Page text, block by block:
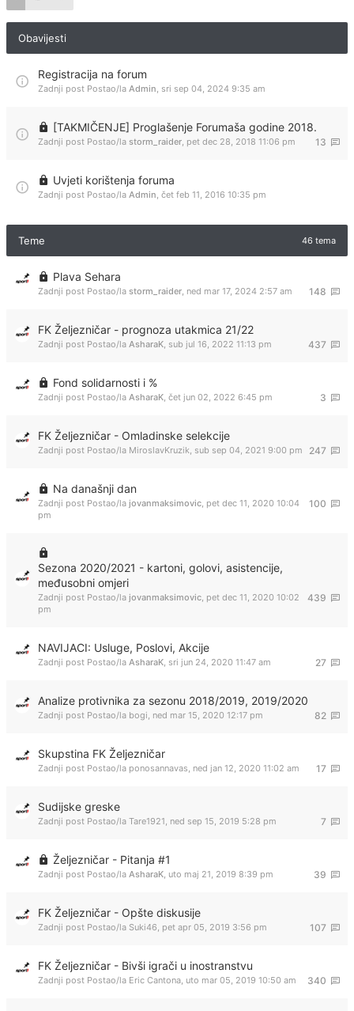
Obavijesti
Registracija na forum
Zadnji post Postao/la Admin, sri sep 04, 2024 9:35 am
[TAKMIČENJE] Proglašenje Forumaša godine 2018.
13
Zadnji post Postao/la storm_raider, pet dec 28, 2018 11:06 pm
Uvjeti korištenja foruma
Zadnji post Postao/la Admin, čet feb 11, 2016 10:35 pm
Teme 46 tema
Plava Sehara
148
Zadnji post Postao/la storm_raider, ned mar 17, 2024 2:57 am
FK Željezničar - prognoza utakmica 21/22
437
Zadnji post Postao/la AsharaK, sub jul 16, 2022 11:13 pm
Fond solidarnosti i %
3
Zadnji post Postao/la AsharaK, čet jun 02, 2022 6:45 pm
FK Željezničar - Omladinske selekcije
247
Zadnji post Postao/la MiroslavKruzik, sub sep 04, 2021 9:00 pm
Na današnji dan
100
Zadnji post Postao/la jovanmaksimovic, pet dec 11, 2020 10:04
pm
Sezona 2020/2021 - kartoni, golovi, asistencije,
međusobni omjeri
439
Zadnji post Postao/la jovanmaksimovic, pet dec 11, 2020 10:02
pm
NAVIJACI: Usluge, Poslovi, Akcije
27
Zadnji post Postao/la AsharaK, sri jun 24, 2020 11:47 am
Analize protivnika za sezonu 2018/2019, 2019/2020
82
Zadnji post Postao/la bogi, ned mar 15, 2020 12:17 pm
Skupstina FK Željezničar
17
Zadnji post Postao/la ponosannavas, ned jan 12, 2020 11:02 am
Sudijske greske
7
Zadnji post Postao/la Tare1921, ned sep 15, 2019 5:28 pm
Željezničar - Pitanja #1
39
Zadnji post Postao/la AsharaK, uto maj 21, 2019 8:39 pm
FK Željezničar - Opšte diskusije
107
Zadnji post Postao/la Suki46, pet apr 05, 2019 3:56 pm
FK Željezničar - Bivši igrači u inostranstvu
340
Zadnji post Postao/la Eric Cantona, uto mar 05, 2019 10:50 am